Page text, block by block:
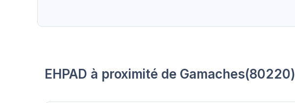
EHPAD à proximité de Gamaches(80220)